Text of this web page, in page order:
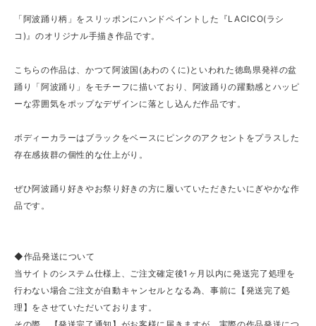
「阿波踊り柄」をスリッポンにハンドペイントした『LACICO(ラシ
コ)』のオリジナル手描き作品です。
こちらの作品は、かつて阿波国(あわのくに)といわれた徳島県発祥の盆
踊り「阿波踊り」をモチーフに描いており、阿波踊りの躍動感とハッピ
ーな雰囲気をポップなデザインに落とし込んだ作品です。
ボディーカラーはブラックをベースにピンクのアクセントをプラスした
存在感抜群の個性的な仕上がり。
ぜひ阿波踊り好きやお祭り好きの方に履いていただきたいにぎやかな作
品です。
◆作品発送について
当サイトのシステム仕様上、ご注文確定後1ヶ月以内に発送完了処理を
行わない場合ご注文が自動キャンセルとなる為、事前に【発送完了処
理】をさせていただいております。